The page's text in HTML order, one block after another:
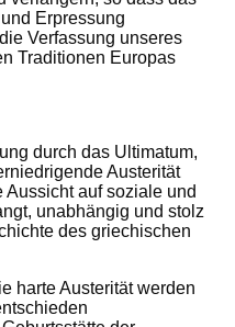
Erpressung
Verfassung unseres
Traditionen Europas
durch das Ultimatum,
Austerität
auf soziale und
unabhängig und stolz
des griechischen
harte Austerität werden